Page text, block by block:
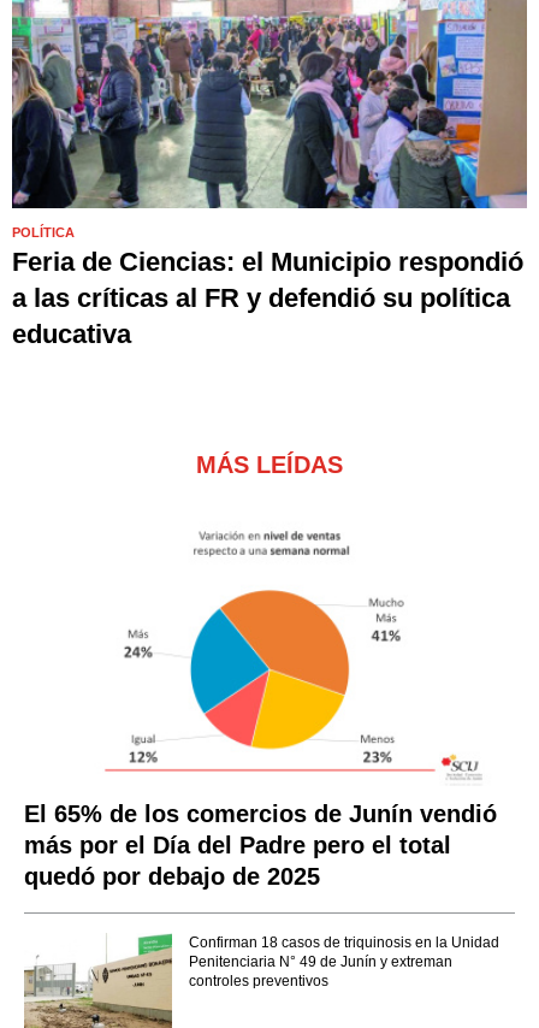
POLÍTICA
Feria de Ciencias: el Municipio respondió
a las críticas al FR y defendió su política
educativa
MÁS LEÍDAS
El 65% de los comercios de Junín vendió
más por el Día del Padre pero el total
quedó por debajo de 2025
Confirman 18 casos de triquinosis en la Unidad
Penitenciaria N° 49 de Junín y extreman
controles preventivos